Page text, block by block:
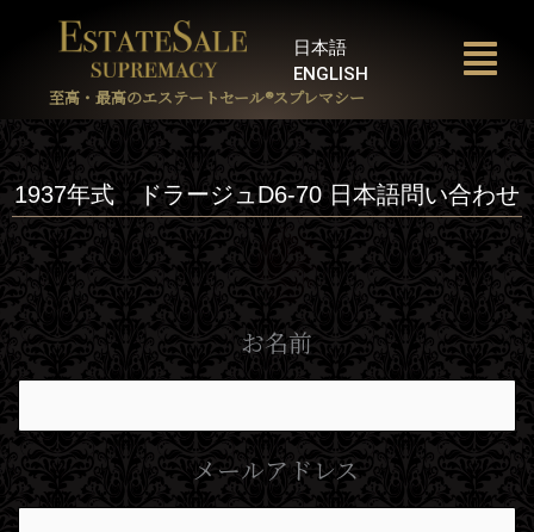
日本語
ENGLISH
至高・最高のエステートセール®︎スプレマシー
1937年式 ドラージュD6-70 日本語問い合わせ
お名前
メールアドレス